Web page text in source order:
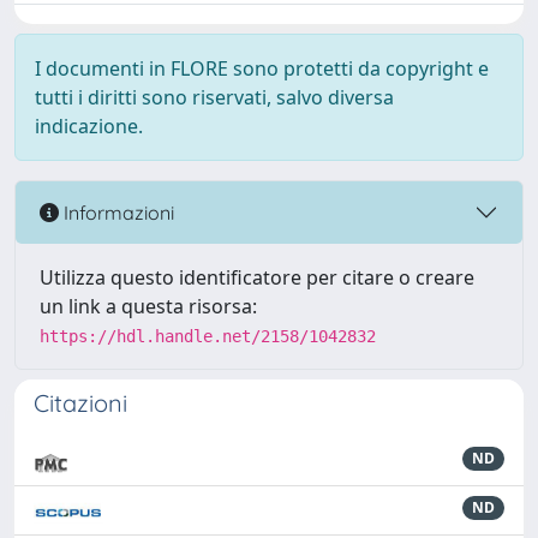
I documenti in FLORE sono protetti da copyright e
tutti i diritti sono riservati, salvo diversa
indicazione.
Informazioni
Utilizza questo identificatore per citare o creare
un link a questa risorsa:
https://hdl.handle.net/2158/1042832
Citazioni
ND
ND